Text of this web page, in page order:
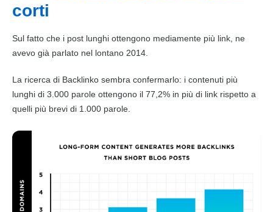
corti
Sul fatto che i post lunghi ottengono mediamente più link , ne
avevo già parlato nel lontano 2014.
La ricerca di Backlinko sembra confermarlo: i contenuti più
lunghi di 3.000 parole ottengono il 77,2% in più di link rispetto a
quelli più brevi di 1.000 parole.